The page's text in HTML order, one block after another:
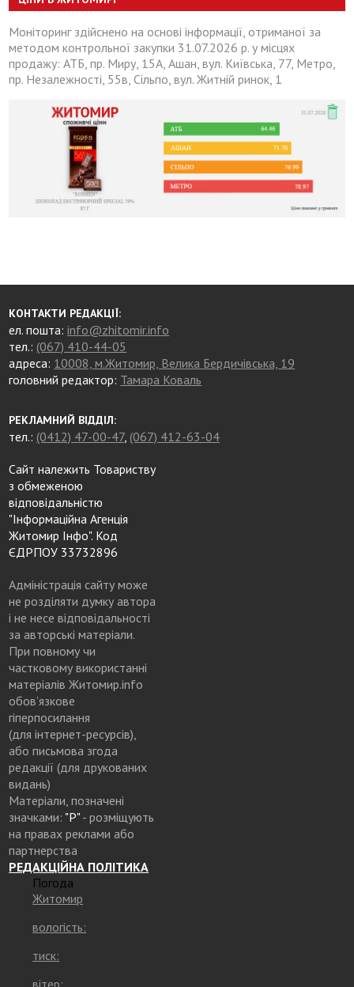
Моніторинг здійснено на основі інформації, отриманої за
методом контрольної закупки 31.07.2026 р. у місцях
продажу: АТБ, пр. Миру, 15А, Ашан, вул. Київська, 77, Метро,
пр. Незалежності, 55в, Сільпо, вул. Житній ринок, 1
КОНТАКТИ РЕДАКЦІЇ:
ел. пошта:info@zhitomir.info
тел.: (067) 410-44-05
адреса: 10008, м.Житомир, Велика Бердичівська, 19
головний редактор: Тамара Коваль
РЕКЛАМНИЙ ВІДДІЛ:
тел.: (0412) 47-00-47, (067) 412-63-04
Сайт належить Товариству
з обмеженою
відповідальністю
"Інформаційна Агенція
Житомир Інфо". Код
ЄДРПОУ 33732896
Адміністрація сайту може
не розділяти думку автора
і не несе відповідальності
за авторські матеріали.
При повному чи
частковому використанні
матеріалів Житомир.info
обов’язкове
гіперпосилання
(для інтернет-ресурсів),
або письмова згода
редакції (для друкованих
видань)
Матеріали, позначені
значками: "Р"- розміщують
на правах реклами або
партнерства
РЕДАКЦІЙНА ПОЛІТИКА
Погода
Житомир
вологість:
тиск:
вітер: